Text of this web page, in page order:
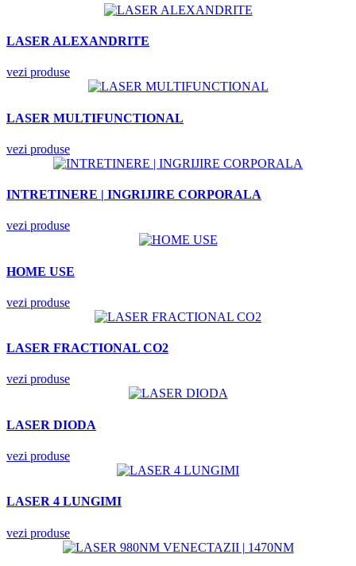
LASER ALEXANDRITE
vezi produse
LASER MULTIFUNCTIONAL
vezi produse
INTRETINERE | INGRIJIRE CORPORALA
vezi produse
HOME USE
vezi produse
LASER FRACTIONAL CO2
vezi produse
LASER DIODA
vezi produse
LASER 4 LUNGIMI
vezi produse